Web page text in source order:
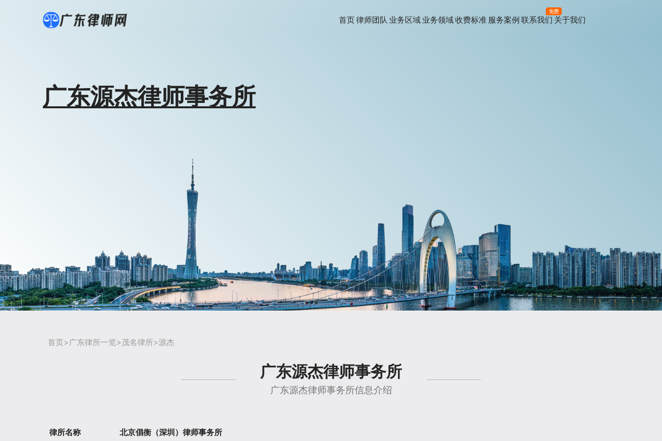
首页律师团队 业务区域 业务领域收费标准 服务案例 联系我们
免费
关于我们
广东源杰律师事务所
首页> 广东律所一览>茂名律所>源杰
广东源杰律师事务所
广东源杰律师事务所信息介绍
律所名称
北京倡衡（深圳）律师事务所